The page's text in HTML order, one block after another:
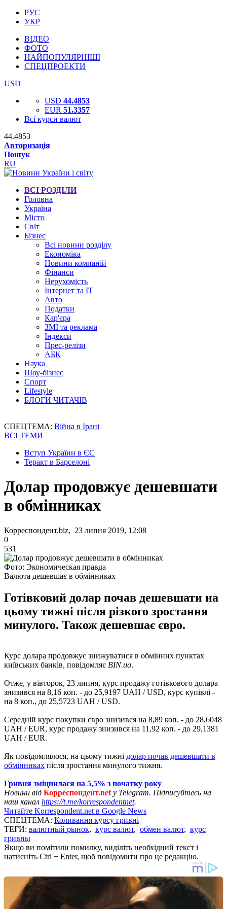
РУС
УКР
ВІДЕО
ФОТО
НАЙПОПУЛЯРНІШІ
СПЕЦПРОЕКТИ
USD
USD 44.4853
EUR 51.3357
Всі курси валют
44.4853
Авторизація
Пошук
RU
ВСІ РОЗДІЛИ
Головна
Україна
Місто
Світ
Бізнес
Всі новини розділу
Економіка
Новини компаній
Фінанси
Нерухомість
Інтернет та IT
Авто
Податки
Кар'єра
ЗМІ та реклама
Індекси
Прес-релізи
АБК
Наука
Шоу-бізнес
Спорт
Lifestyle
БЛОГИ ЧИТАЧІВ
СПЕЦТЕМА: Війна в Ірані
ВСІ ТЕМИ
Вступ України в ЄС
Теракт в Барселоні
Долар продовжує дешевшати
в обмінниках
Корреспондент.biz, 23 липня 2019, 12:08
0
531
Фото: Экономическая правда
Валюта дешевшає в обмінниках
Готівковий долар почав дешевшати на
цьому тижні після різкого зростання
минулого. Також дешевшає євро.
Курс долара продовжує знижуватися в обмінних пунктах
київських банків, повідомляє BIN.ua.
Отже, у вівторок, 23 липня, курс продажу готівкового долара
знизився на 8,16 коп. - до 25,9197 UAH / USD, курс купівлі -
на 8 коп., до 25,5723 UAH / USD.
Середній курс покупки євро знизився на 8,89 коп. - до 28,6048
UAH / EUR, курс продажу знизився на 11,92 коп. - до 29,1381
UAH / EUR.
Як повідомлялося, на цьому тижні долар почав дешевшати в
обмінниках після зростання минулого тижня.
Гривня зміцнилася на 5,5% з початку року
Новини від Корреспондент.net у Telegram. Підписуйтесь на
наш канал https://t.me/korrespondentnet.
Читайте Korrespondent.net в Google News
СПЕЦТЕМА: Коливання курсу гривні
ТЕГИ: валютный рынок, курс валют, обмен валют, курс
гривны
Якщо ви помітили помилку, виділіть необхідний текст і
натисніть Ctrl + Enter, щоб повідомити про це редакцію.